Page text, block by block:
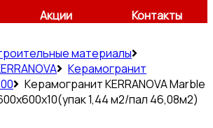
Акции Контакты
материалы
Керамогранит
Керамогранит KERRANOVA Marble
1,44 м2/пал 46,08м2)